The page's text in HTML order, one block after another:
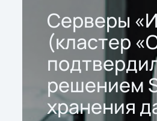
Серверы
(кластер
решением
хранения